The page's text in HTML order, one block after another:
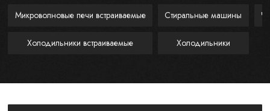
Микроволновые печи встраиваемые
Холодильники встраиваемые
Стиральные машины
Холодильники